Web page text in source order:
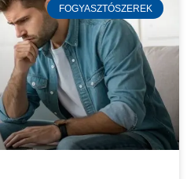
FOGYASZTÓSZEREK